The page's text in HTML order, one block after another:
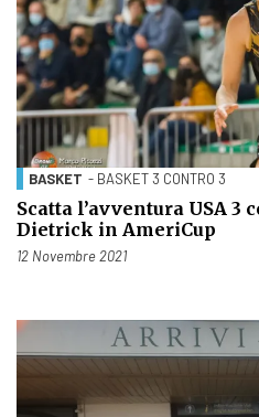
BASKET - BASKET 3 CONTRO 3
Scatta l’avventura USA 3
Dietrick in AmeriCup
Pubblicato il
12 Novembre 2021